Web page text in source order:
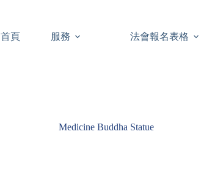
首頁 服務 法會報名表格
Medicine Buddha Statue